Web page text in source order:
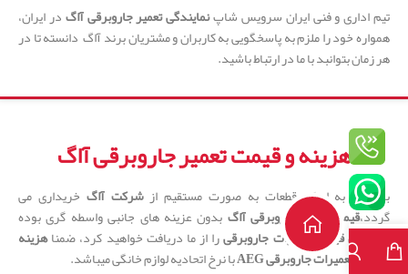
تیم اداری و فنی ایران سرویس شاپنمایندگی تعمیر جاروبرقی آاگدر ایران،
همواره خود را ملزم به پاسخگویی به کاربران و مشتریان برند آاگ دانسته تا در
هر زمان بتوانبد با ما در ارتباط باشید.
هزینه و قیمت تعمیر جاروبرقی آاگ
با نوجه به اینکه قطعات به صورت مستقیم ازشرکت آاگ خریداری می
گردد،قیمت تعمیر جاروبرقی آاگ بدون عزینه های جانبی واسطه گری بوده
وبهترین قیمت تعمیرات جاروبرقیرا از ما دریافت خواهید کرد، ضمناهزینه
اجرت و تعمیرات جاروبرقی AEG
با نرخ اتحادیه لوازم خانگی میباشد.